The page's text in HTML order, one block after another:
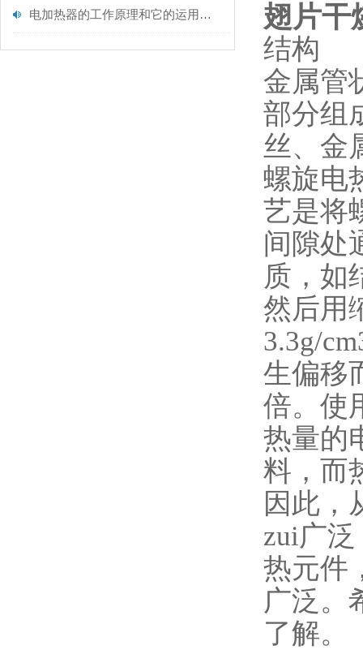
电加热器的工作原理和它的运用范围 翅片干
结构
金属管
部分组
丝、金
螺旋电
艺是将
间隙处
质，如
然后用
3.3g/
生偏移
倍。使
热量的
料，而
因此，
zui广
热元件
广泛。
了解。